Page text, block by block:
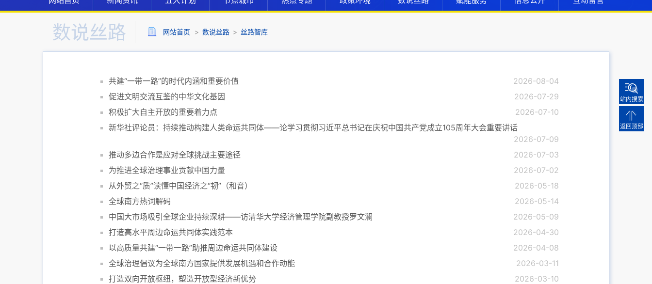
站内搜索
返回顶部
数说丝路 网站首页 > 数说丝路 > 丝路智库
共建“一带一路”的时代内涵和重要价值
2026-08-04
促进文明交流互鉴的中华文化基因
2026-07-29
积极扩大自主开放的重要着力点
2026-07-10
新华社评论员：持续推动构建人类命运共同体——论学习贯彻习近平总书记在庆祝中国共产党成立105周年大会重要讲话
2026-07-09
推动多边合作是应对全球挑战主要途径
2026-07-03
为推进全球治理事业贡献中国力量
2026-07-02
从外贸之“质”读懂中国经济之“韧”（和音）
2026-05-18
全球南方热词解码
2026-05-14
中国大市场吸引全球企业持续深耕——访清华大学经济管理学院副教授罗文澜
2026-05-09
打造高水平周边命运共同体实践范本
2026-04-30
以高质量共建“一带一路”助推周边命运共同体建设
2026-04-08
全球治理倡议为全球南方国家提供发展机遇和合作动能
2026-03-11
打造双向开放枢纽，塑造开放型经济新优势
2026-03-10